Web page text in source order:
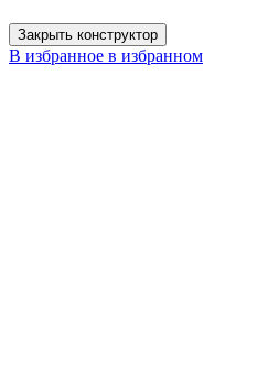
Закрыть конструктор
В избранное в избранном